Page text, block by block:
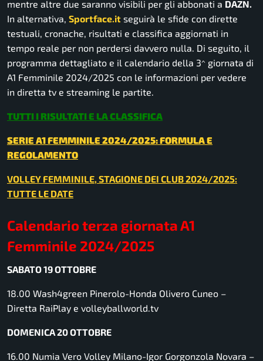
mentre altre due saranno visibili per gli abbonati a DAZN.
In alternativa, Sportface.it seguirà le sfide con dirette
testuali, cronache, risultati e classifica aggiornati in
tempo reale per non perdersi davvero nulla. Di seguito, il
programma dettagliato e il calendario della 3^ giornata di
A1 Femminile 2024/2025 con le informazioni per vedere
in diretta tv e streaming le partite.
TUTTI I RISULTATI E LA CLASSIFICA
SERIE A1 FEMMINILE 2024/2025: FORMULA E
REGOLAMENTO
VOLLEY FEMMINILE, STAGIONE DEI CLUB 2024/2025:
TUTTE LE DATE
Calendario terza giornata A1
Femminile 2024/2025
SABATO 19 OTTOBRE
18.00 Wash4green Pinerolo-Honda Olivero Cuneo –
Diretta RaiPlay e volleyballworld.tv
DOMENICA 20 OTTOBRE
16.00 Numia Vero Volley Milano-Igor Gorgonzola Novara –